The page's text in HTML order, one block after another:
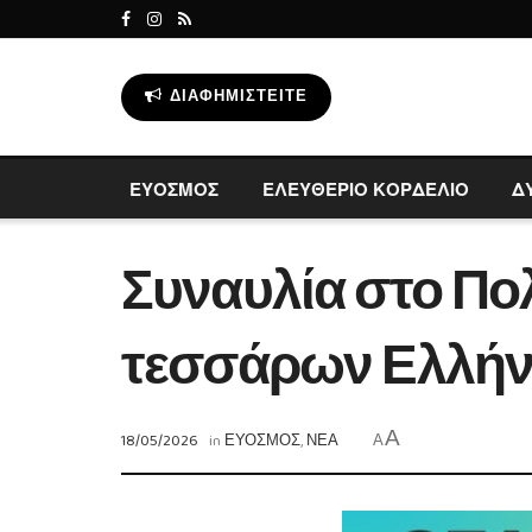
ΔΙΑΦΗΜΙΣΤΕΊΤΕ
ΕΥΟΣΜΟΣ ΕΛΕΥΘΕΡΙΟ ΚΟΡΔΕΛΙΟ
Συναυλία στο
τεσσάρων
18/05/2026 in ΕΥΟΣΜΟΣ,ΝΕΑ AA